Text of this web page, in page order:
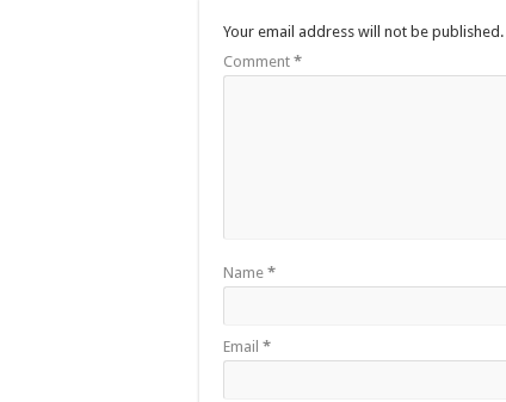
Your email address will not be published.
Comment *
Name *
Email *